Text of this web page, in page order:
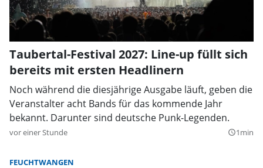
Taubertal-Festival 2027: Line-up füllt sich
bereits mit ersten Headlinern
Noch während die diesjährige Ausgabe läuft, geben die
Veranstalter acht Bands für das kommende Jahr
bekannt. Darunter sind deutsche Punk-Legenden.
vor einer Stunde query_builder1min
FEUCHTWANGEN